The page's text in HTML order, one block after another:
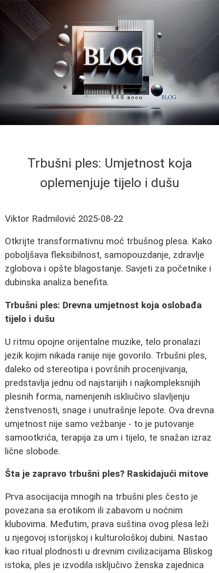
Trbušni ples: Umjetnost koja
oplemenjuje tijelo i dušu
Viktor Radmilović 2025-08-22
Otkrijte transformativnu moć trbušnog plesa. Kako
poboljšava fleksibilnost, samopouzdanje, zdravlje
zglobova i opšte blagostanje. Savjeti za početnike i
dubinska analiza benefita.
Trbušni ples: Drevna umjetnost koja oslobađa
tijelo i dušu
U ritmu opojne orijentalne muzike, telo pronalazi
jezik kojim nikada ranije nije govorilo. Trbušni ples,
daleko od stereotipa i površnih procenjivanja,
predstavlja jednu od najstarijih i najkompleksnijih
plesnih forma, namenjenih iskliučivo slavljenju
ženstvenosti, snage i unutrašnje lepote. Ova drevna
umjetnost nije samo vežbanje - to je putovanje
samootkrića, terapija za um i tijelo, te snažan izraz
lične slobode.
Šta je zapravo trbušni ples? Raskidajući mitove
Prva asocijacija mnogih na trbušni ples često je
povezana sa erotikom ili zabavom u noćnim
klubovima. Međutim, prava suština ovog plesa leži
u njegovoj istorijskoj i kulturološkoj dubini. Nastao
kao ritual plodnosti u drevnim civilizacijama Bliskog
istoka, ples je izvodila isključivo ženska zajednica